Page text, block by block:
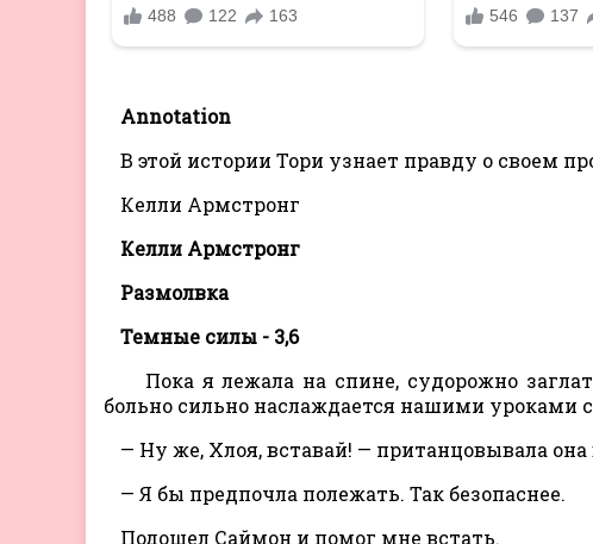
Annotation
В этой истории Тори узнает правду о своем
Келли Армстронг
Келли Армстронг
Размолвка
Темные силы - 3,6
Пока я лежала на спине, судорожно
больно сильно наслаждается нашими уроками
— Ну же, Хлоя, вставай! — пританцовывала она
— Я бы предпочла полежать. Так безопаснее.
Подошел Саймон и помог мне встать.